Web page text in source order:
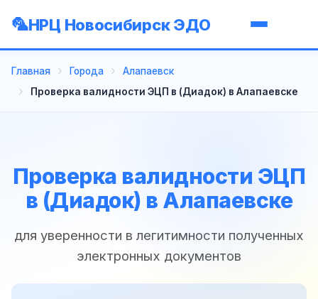
НРЦ Новосибирск ЭДО
Главная Города
Алапаевск
Проверка валидности ЭЦП в (Диадок) в Алапаевске
Проверка валидности ЭЦП
в (Диадок) в Алапаевске
для уверенности в легитимности полученных
электронных документов